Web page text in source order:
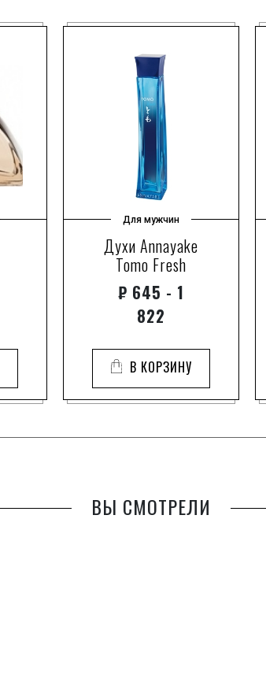
Для мужчин
Духи Annayake
Tomo Fresh
₽ 645 - 1
822
В КОРЗИНУ
ВЫ СМОТРЕЛИ